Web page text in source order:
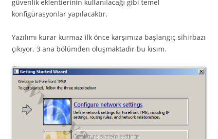
güvenlik eklentierinin kullanılacağı gibi temel
konfigürasyonlar yapılacaktır.
Yazılımı kurar kurmaz ilk önce karşımıza başlangıç sihirbazı
çıkıyor. 3 ana bölümden oluşmaktadır bu kısım.